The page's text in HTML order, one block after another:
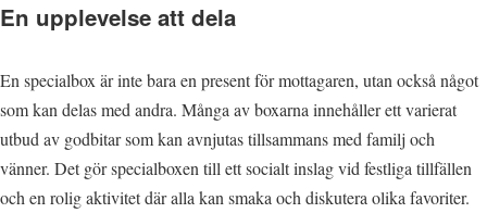
En upplevelse att dela
En specialbox är inte bara en present för mottagaren, utan också något
som kan delas med andra. Många av boxarna innehåller ett varierat
utbud av godbitar som kan avnjutas tillsammans med familj och
vänner. Det gör specialboxen till ett socialt inslag vid festliga tillfällen
och en rolig aktivitet där alla kan smaka och diskutera olika favoriter.